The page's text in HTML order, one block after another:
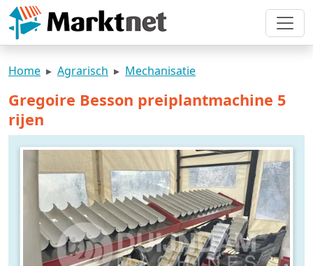
Home Agrarisch Mechanisatie
Gregoire Besson preiplantmachine 5
rijen